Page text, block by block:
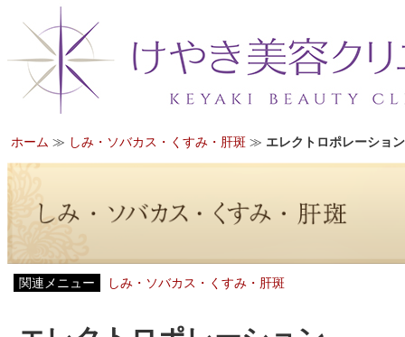
ホーム ≫ しみ・ソバカス・くすみ・肝斑 ≫ エレクトロポレーション
関連メニュー しみ・ソバカス・くすみ・肝斑